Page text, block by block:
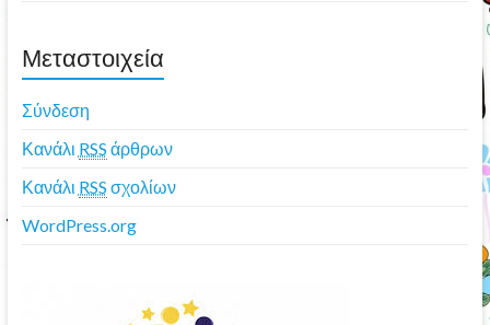
Μεταστοιχεία
Σύνδεση
Κανάλι RSS άρθρων
Κανάλι RSS σχολίων
WordPress.org